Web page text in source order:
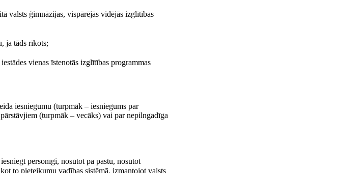
valsts ģimnāzijas, vispārējās vidējās izglītības
ja tāds rīkots;
vienas īstenotās izglītības programmas
iesniegumu (turpmāk – iesniegums par
(turpmāk – vecāks) vai par nepilngadīga
personīgi, nosūtot pa pastu, nosūtot
to pieteikumu vadības sistēmā, izmantojot valsts